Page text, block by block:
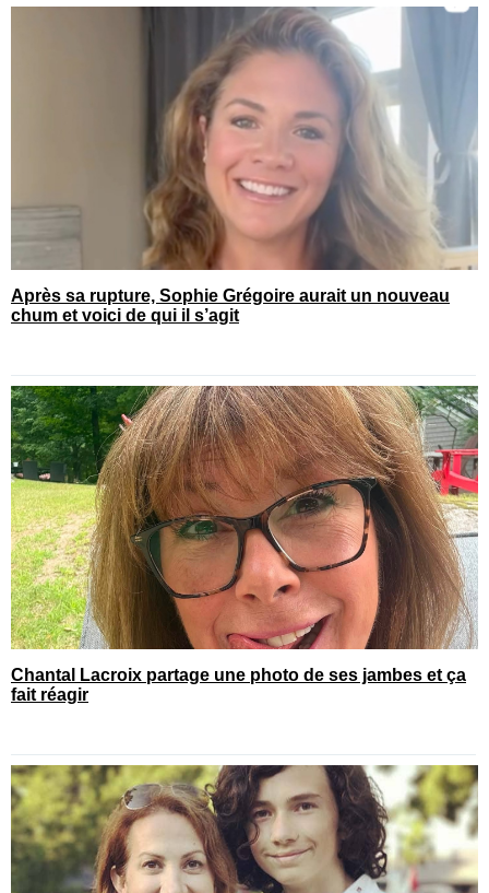
Après sa rupture, Sophie Grégoire aurait un nouveau
chum et voici de qui il s’agit
Chantal Lacroix partage une photo de ses jambes et ça
fait réagir